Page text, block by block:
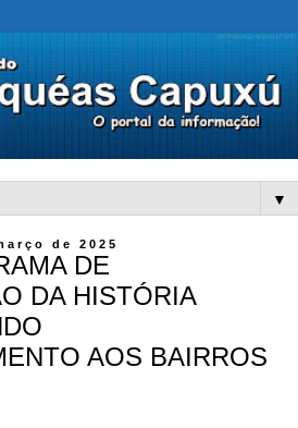
▼
de 2025
DE
DA HISTÓRIA
AOS BAIRROS